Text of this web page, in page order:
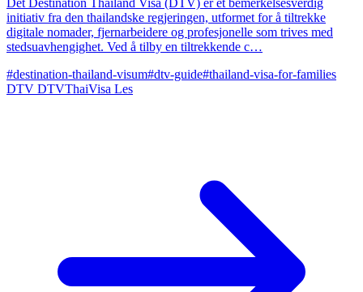
initiativ fra den thailandske regjeringen, utformet for å tiltrekke
digitale nomader, fjernarbeidere og profesjonelle som trives med
stedsuavhengighet. Ved å tilby en tiltrekkende c…
#destination-thailand-visum#dtv-guide#thailand-visa-for-families
DTV DTVThaiVisa Les